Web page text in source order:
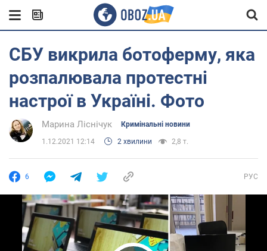
СБУ викрила ботоферму, яка
розпалювала протестні
настрої в Україні. Фото
Марина Ліснічук Кримінальні новини
1.12.2021 12:14 2 хвилини 2,8 т.
6 РУС